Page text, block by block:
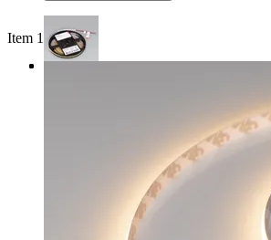
Item 1 of 3